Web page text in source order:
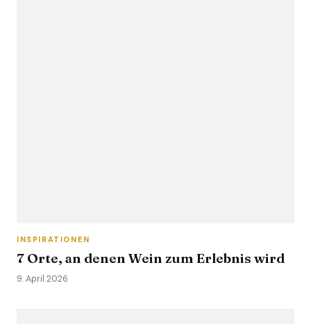
INSPIRATIONEN
7 Orte, an denen Wein zum Erlebnis wird
9. April 2026